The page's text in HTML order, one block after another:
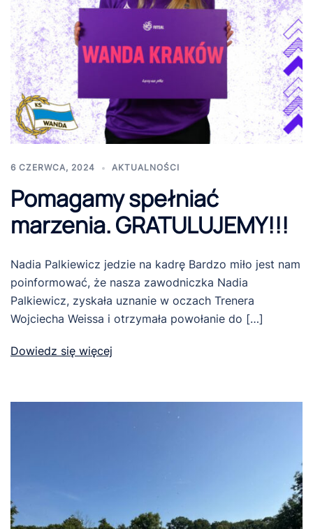
6 CZERWCA, 2024 AKTUALNOŚCI
Pomagamy spełniać
marzenia. GRATULUJEMY!!!
Nadia Palkiewicz jedzie na kadrę Bardzo miło jest nam
poinformować, że nasza zawodniczka Nadia
Palkiewicz, zyskała uznanie w oczach Trenera
Wojciecha Weissa i otrzymała powołanie do […]
Dowiedz się więcej